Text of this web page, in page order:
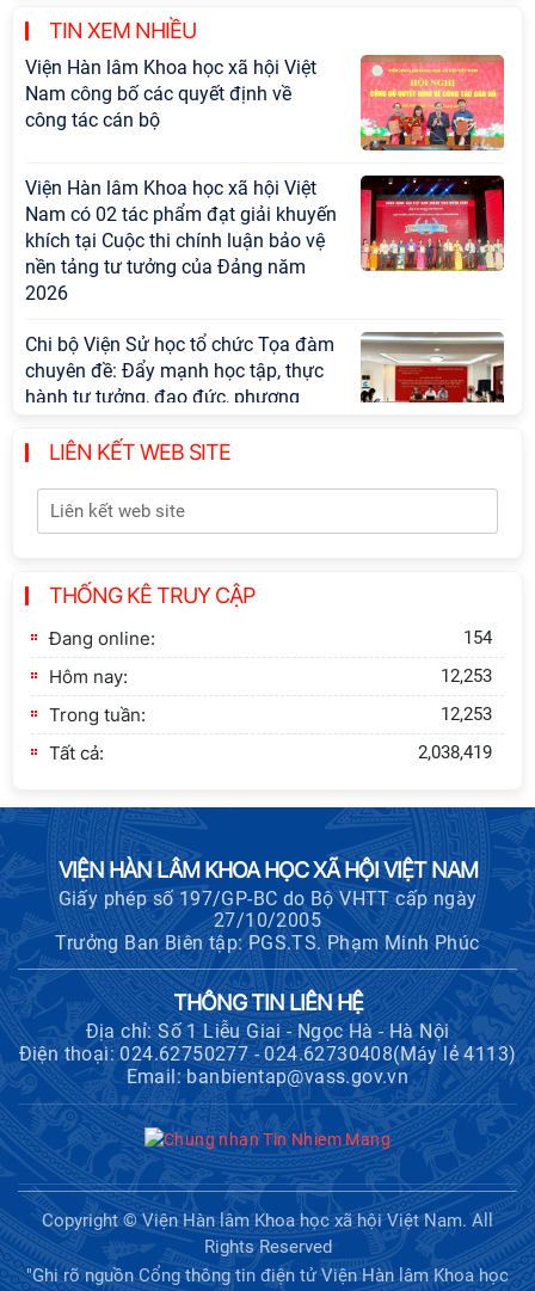
TIN XEM NHIỀU
Viện Hàn lâm Khoa học xã hội Việt
Nam công bố các quyết định về
công tác cán bộ
Viện Hàn lâm Khoa học xã hội Việt
Nam có 02 tác phẩm đạt giải khuyến
khích tại Cuộc thi chính luận bảo vệ
nền tảng tư tưởng của Đảng năm
2026
Chi bộ Viện Sử học tổ chức Tọa đàm
chuyên đề: Đẩy mạnh học tập, thực
hành tư tưởng, đạo đức, phương
giai đoạn phát triển mới
Hội thảo khoa học quốc tế “Không
gian phát triển Việt Nam trong kỷ
và lựa chọn chính sách” sẽ diễn ra
vào thứ ba, ngày 28/7/2026
Thông báo bổ sung về việc tuyển
sinh đào tạo trình độ tiến sĩ đợt 1
năm 2026
Khoa học xã hội Việt Nam làm việc
với Ban Chủ nhiệm các Chương trình
khoa học và công nghệ trọng điểm
cấp Bộ
Hội thảo quốc tế "Không gian phát
triển Việt Nam trong kỷ nguyên mới:
Định hướng chiến lược và lựa chọn
chính sách”
Hội nghị Ban Chỉ đạo về dữ liệu Viện
Hàn lâm Khoa học xã hội Việt Nam
Khai quật công trường khai thác đá
xây dựng Thành Nhà Hồ ở núi An
Tôn
LIÊN KẾT WEB SITE
THỐNG KÊ TRUY CẬP
Đang online: 154
Hôm nay: 12,253
Trong tuần: 12,253
Tất cả: 2,038,419
VIỆN HÀN LÂM KHOA HỌC XÃ HỘI VIỆT NAM
Giấy phép số 197/GP-BC do Bộ VHTT cấp ngày
27/10/2005
Trưởng Ban Biên tập: PGS.TS. Phạm Minh Phúc
THÔNG TIN LIÊN HỆ
Địa chỉ: Số 1 Liễu Giai - Ngọc Hà - Hà Nội
Điện thoại: 024.62750277 - 024.62730408(Máy lẻ 4113)
Email: banbientap@vass.gov.vn
Copyright © Viện Hàn lâm Khoa học xã hội Việt Nam. All
Rights Reserved
"Ghi rõ nguồn Cổng thông tin điện tử Viện Hàn lâm Khoa học